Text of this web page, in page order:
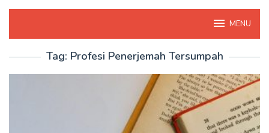
MENU
Tag: Profesi Penerjemah Tersumpah